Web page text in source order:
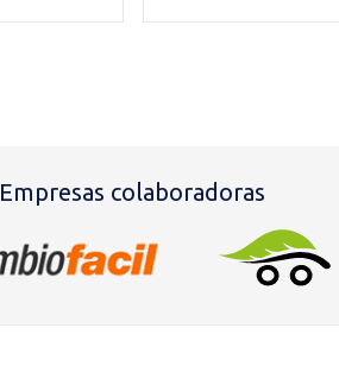
Empresas colaboradoras